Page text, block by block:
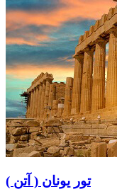
تور یونان ( آتن )